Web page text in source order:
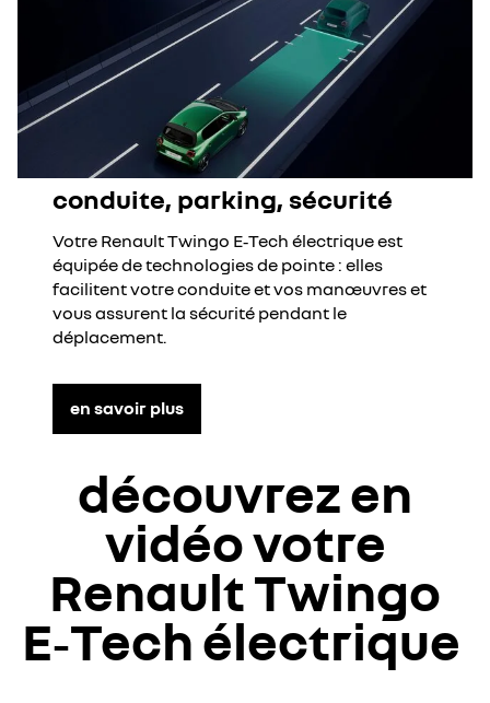
conduite, parking, sécurité
Votre Renault Twingo E‑Tech électrique est
équipée de technologies de pointe : elles
facilitent votre conduite et vos manœuvres et
vous assurent la sécurité pendant le
déplacement.​
en savoir plus
découvrez en
vidéo votre
Renault Twingo
E‑Tech électrique ​